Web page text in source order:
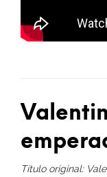
Título original: